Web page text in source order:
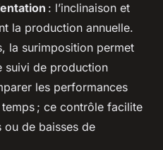
: l’inclinaison et
la production annuelle.
la surimposition permet
suivi de production
les performances
; ce contrôle facilite
ou de baisses de